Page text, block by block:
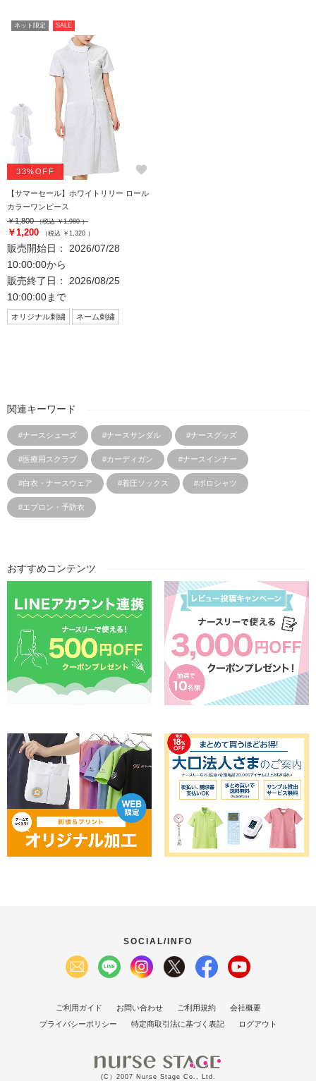
ネット限定 SALE
33%OFF favorite
【サマーセール】ホワイトリリー ロール
カラーワンピース
￥1,800（税込 ￥1,980 ）
￥1,200 （税込 ￥1,320 ）
販売開始日： 2026/07/28
10:00:00から
販売終了日： 2026/08/25
10:00:00まで
オリジナル刺繍 ネーム刺繍
関連キーワード
#ナースシューズ #ナースサンダル #ナースグッズ
#医療用スクラブ #カーディガン #ナースインナー
#白衣・ナースウェア #着圧ソックス #ポロシャツ
#エプロン・予防衣
おすすめコンテンツ
SOCIAL/INFO
ご利用ガイド お問い合わせ ご利用規約
会社概要
プライバシーポリシー
特定商取引法に基づく表記 ログアウト
(C）2007 Nurse Stage Co., Ltd.